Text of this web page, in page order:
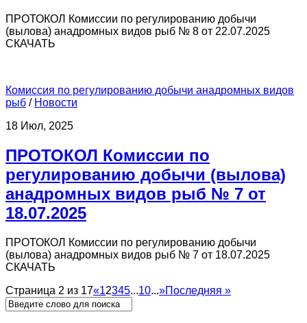
ПРОТОКОЛ Комиссии по регулированию добычи
(вылова) анадромных видов рыб № 8 от 22.07.2025
СКАЧАТЬ
Комиссия по регулированию добычи анадромных видов
рыб / Новости
18 Июл, 2025
ПРОТОКОЛ Комиссии по
регулированию добычи (вылова)
анадромных видов рыб № 7 от
18.07.2025
ПРОТОКОЛ Комиссии по регулированию добычи
(вылова) анадромных видов рыб № 7 от 18.07.2025
СКАЧАТЬ
Страница 2 из 17«12345...10...»Последняя »